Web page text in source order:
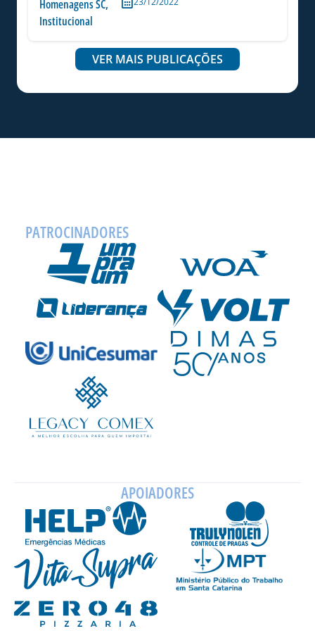
Homenagens SC,
Institucional
VER MAIS PUBLICAÇÕES
PATROCINADORES
APOIADORES